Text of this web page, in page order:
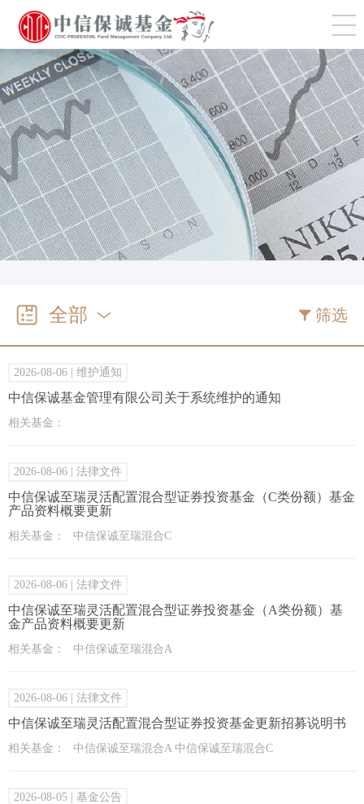
切
全部 筛选
2026-08-06 | 维护通知
中信保诚基金管理有限公司关于系统维护的通知
相关基金：
2026-08-06 | 法律文件
中信保诚至瑞灵活配置混合型证券投资基金（C类份额）基金
产品资料概要更新
相关基金： 中信保诚至瑞混合C
2026-08-06 | 法律文件
中信保诚至瑞灵活配置混合型证券投资基金（A类份额）基
金产品资料概要更新
相关基金： 中信保诚至瑞混合A
2026-08-06 | 法律文件
中信保诚至瑞灵活配置混合型证券投资基金更新招募说明书
相关基金： 中信保诚至瑞混合A 中信保诚至瑞混合C
2026-08-05 | 基金公告